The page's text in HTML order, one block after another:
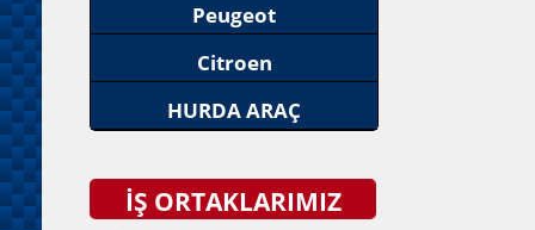
Peugeot
Citroen
HURDA ARAÇ
İŞ ORTAKLARIMIZ